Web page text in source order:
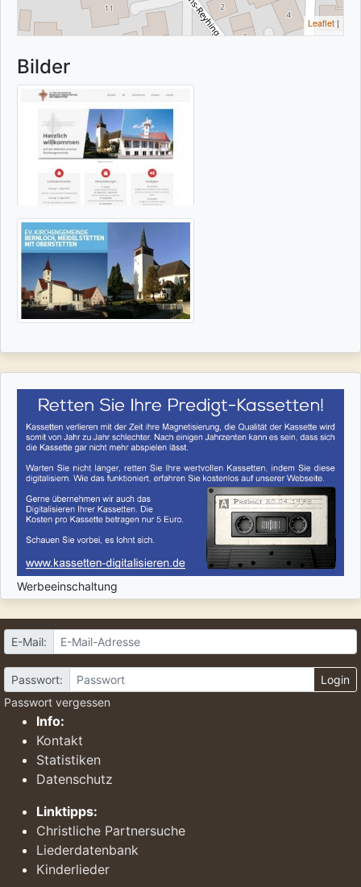
Leaflet|
Bilder
Werbeeinschaltung
E-Mail:
Passwort:
Login
Passwort vergessen
Info:
Kontakt
Statistiken
Datenschutz
Linktipps:
Christliche Partnersuche
Liederdatenbank
Kinderlieder